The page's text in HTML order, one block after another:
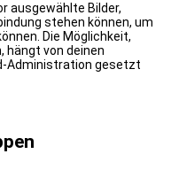
ausgewählte Bilder,
stehen können, um
Die Möglichkeit,
hängt von deinen
Administration gesetzt